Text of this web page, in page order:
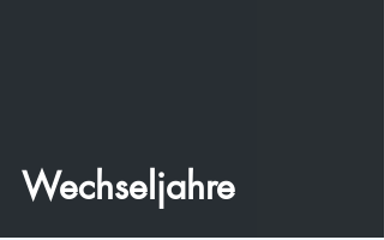
Wechseljahre